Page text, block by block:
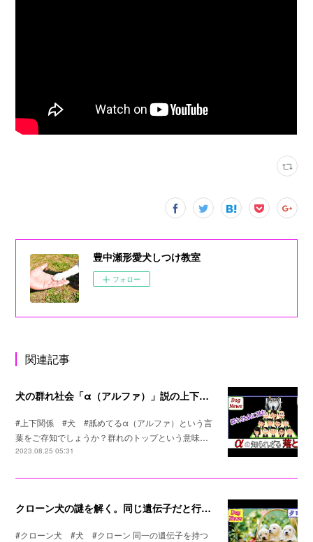
豊中瀬形愛犬しつけ教室
フォロー
関連記事
犬の群れ社会「α（アルファ）」説の上下関係の真実
#上下関係 #犬 #舐めてるα（アルファ）という言
葉をご存知でしょうか？群れのトップという意味…
2023.08.25 05:31
クローン犬の謎を解く。同じ遺伝子だと行動は同じなのか？
#クローン犬 #犬 #クローン 同一の遺伝子を持つ